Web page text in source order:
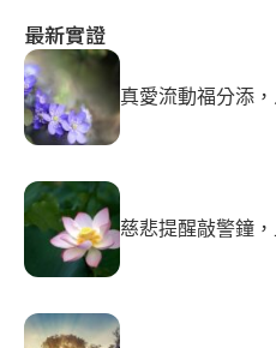
最新實證
真愛流動福分添
慈悲提醒敲警鐘